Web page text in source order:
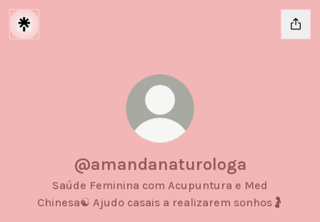
@amandanaturologa
Saúde Feminina com Acupuntura e Med
Chinesa☯️ Ajudo casais a realizarem sonhos🤰